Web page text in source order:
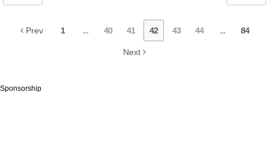
Prev 1 ... 40 41 42 43 44 ... 84
Next
Sponsorship